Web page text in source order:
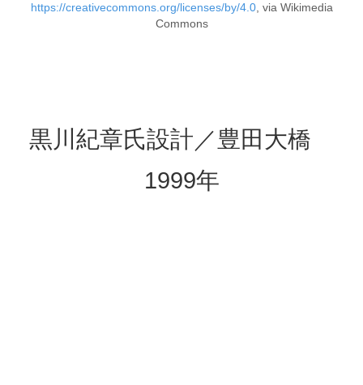
https://creativecommons.org/licenses/by/4.0, via Wikimedia
Commons
黒川紀章氏設計／豊田大橋
1999年